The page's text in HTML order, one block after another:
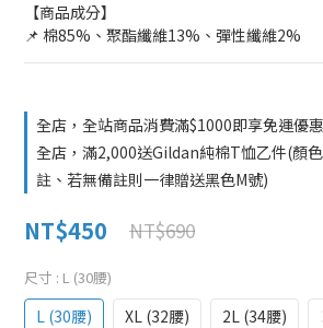
【商品成分】
📌 棉85%、聚酯纖維13%、彈性纖維2%
全店，全站商品消費滿$1000即享免運優惠
全店，滿2,000送Gildan純棉T恤乙件(顏
註、若無備註則一律贈送黑色M號)
NT$450 NT$690
尺寸 : L (30腰)
L (30腰) XL (32腰) 2L (34腰)